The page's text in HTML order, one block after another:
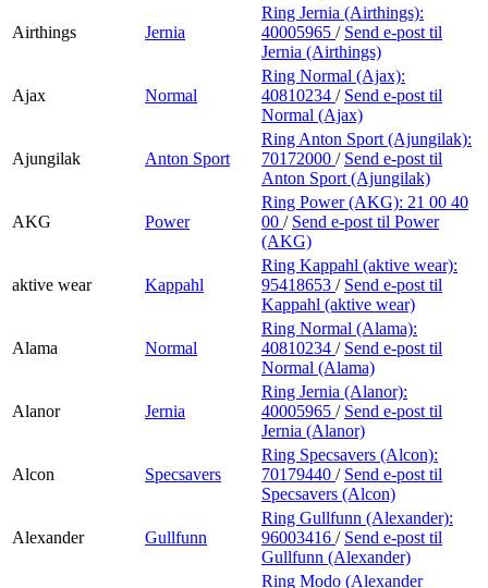
Airthings Jernia
Ring Jernia (Airthings):
40005965 / Send e-post til
Jernia (Airthings)
Ajax Normal
Ring Normal (Ajax):
40810234 / Send e-post til
Normal (Ajax)
Ajungilak Anton Sport
Ring Anton Sport (Ajungilak):
70172000 / Send e-post til
Anton Sport (Ajungilak)
AKG Power
Ring Power (AKG): 21 00 40
00 / Send e-post til Power
(AKG)
aktive wear Kappahl
Ring Kappahl (aktive wear):
95418653 / Send e-post til
Kappahl (aktive wear)
Alama Normal
Ring Normal (Alama):
40810234 / Send e-post til
Normal (Alama)
Alanor Jernia
Ring Jernia (Alanor):
40005965 / Send e-post til
Jernia (Alanor)
Alcon Specsavers
Ring Specsavers (Alcon):
70179440 / Send e-post til
Specsavers (Alcon)
Alexander Gullfunn
Ring Gullfunn (Alexander):
96003416 / Send e-post til
Gullfunn (Alexander)
Ring Modo (Alexander